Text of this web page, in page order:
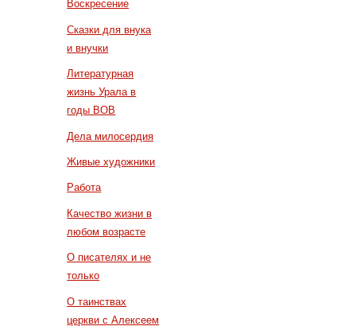
Воскресение
Сказки для внука
и внучки
Литературная
жизнь Урала в
годы ВОВ
Дела милосердия
Живые художники
Работа
Качество жизни в
любом возрасте
О писателях и не
только
О таинствах
церкви с Алексеем